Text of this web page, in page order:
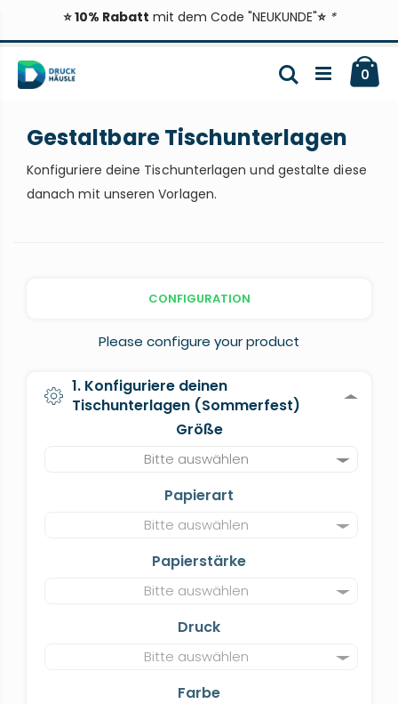
⭐ 10% Rabatt mit dem Code "NEUKUNDE"⭐ *
Inhalt
springen
0
Suche
Gestaltbare Tischunterlagen
Konfiguriere deine Tischunterlagen und gestalte diese
danach mit unseren Vorlagen.
CONFIGURATION
Please configure your product
1. Konfiguriere deinen
Tischunterlagen (Sommerfest)
Größe
Bitte auswählen
Papierart
Bitte auswählen
Papierstärke
Bitte auswählen
Druck
Bitte auswählen
Farbe